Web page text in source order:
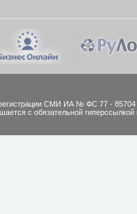
СМИ ИА № ФС 77 - 85704
с обязательной гиперссылкой